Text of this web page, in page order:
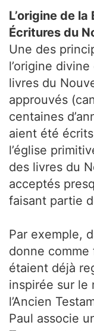
L’origine de
Écritures du
Une des
l’origine
livres du
approuvés
centaines
aient été
l’église
des livres du
acceptés
faisant partie
Par exemple,
donne
étaient déjà
inspirée sur le
l’Ancien
Paul associe